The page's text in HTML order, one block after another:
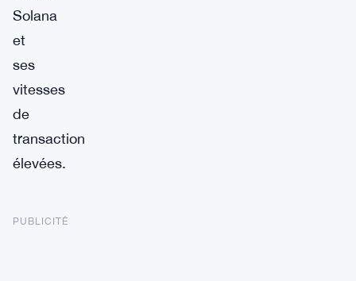
Solana
et
ses
vitesses
de
transaction
élevées.
PUBLICITÉ